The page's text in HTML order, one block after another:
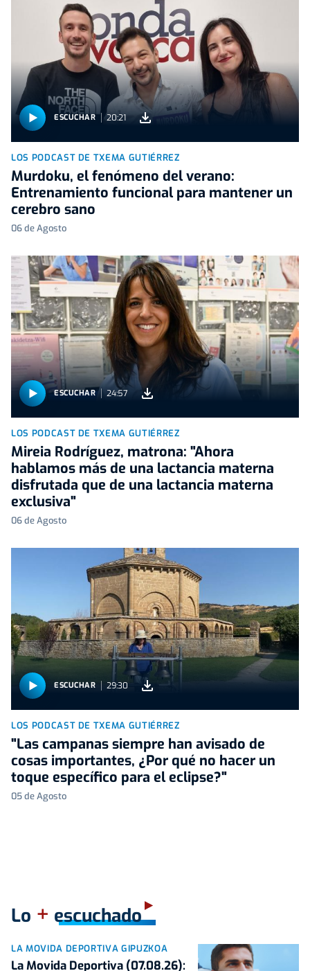
ESCUCHAR 20:21
LOS PODCAST DE TXEMA GUTIÉRREZ
Murdoku, el fenómeno del verano:
Entrenamiento funcional para mantener un
cerebro sano
06 de Agosto
ESCUCHAR 24:57
LOS PODCAST DE TXEMA GUTIÉRREZ
Mireia Rodríguez, matrona: "Ahora
hablamos más de una lactancia materna
disfrutada que de una lactancia materna
exclusiva"
06 de Agosto
ESCUCHAR 29:30
LOS PODCAST DE TXEMA GUTIÉRREZ
"Las campanas siempre han avisado de
cosas importantes, ¿Por qué no hacer un
toque específico para el eclipse?"
05 de Agosto
Lo + escuchado
LA MOVIDA DEPORTIVA GIPUZKOA
La Movida Deportiva (07.08.26):